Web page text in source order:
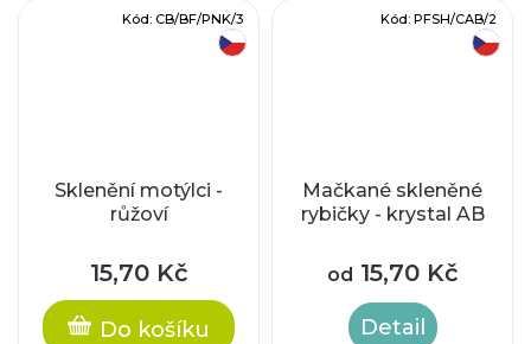
Sklenění motýlci -
růžoví
15,70 Kč
Do košíku
Kód: CB/BF/PNK/3
Mačkané skleněné
rybičky - krystal AB
od 15,70 Kč
Detail
Kód: PFSH/CAB/2